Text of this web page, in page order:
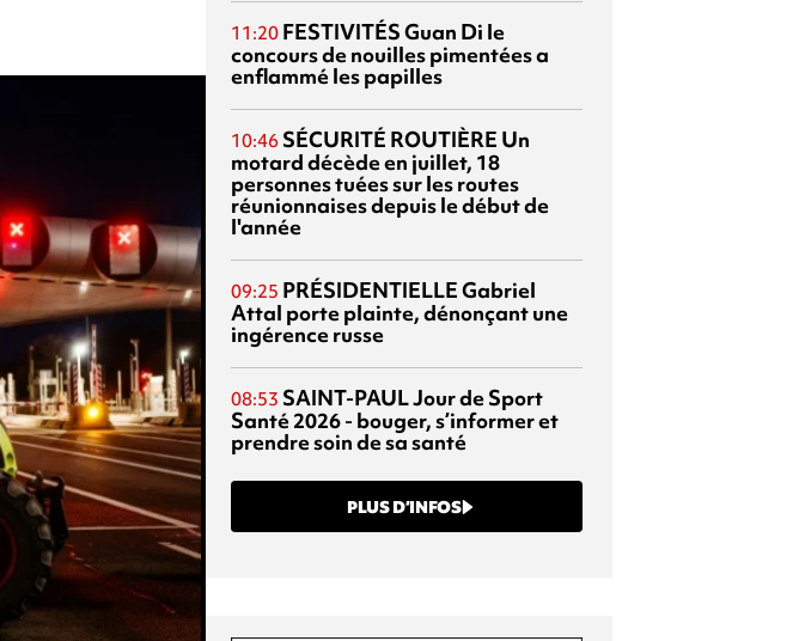
11:20 FESTIVITÉSGuan Di le
concours de nouilles pimentées a
enflammé les papilles
10:46 SÉCURITÉ ROUTIÈRE Un
motard décède en juillet, 18
personnes tuées sur les routes
réunionnaises depuis le début de
l'année
09:25 PRÉSIDENTIELLEGabriel
Attal porte plainte, dénonçant une
ingérence russe
08:53 SAINT-PAULJour de Sport
Santé 2026 - bouger, s’informer et
prendre soin de sa santé
PLUS D’INFOS